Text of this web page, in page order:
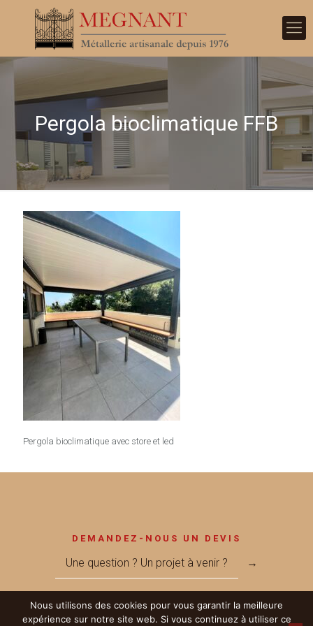
Pergola bioclimatique FFB
Pergola bioclimatique avec store et led
DEMANDEZ-NOUS UN DEVIS
Une question ? Un projet à venir ? →
Nous utilisons des cookies pour vous garantir la meilleure
expérience sur notre site web. Si vous continuez à utiliser ce